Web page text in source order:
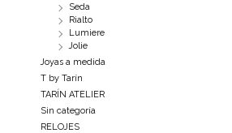
Seda
Rialto
Lumiere
Jolie
Joyas a medida
T by Tarín
TARÍN ATELIER
Sin categoría
RELOJES